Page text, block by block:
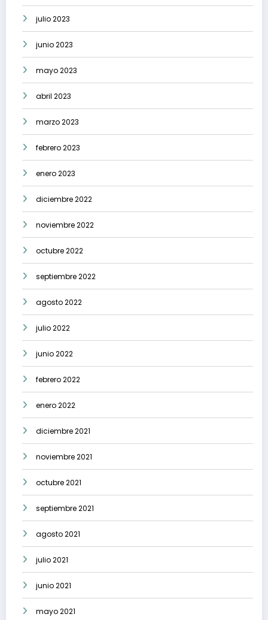
julio 2023
junio 2023
mayo 2023
abril 2023
marzo 2023
febrero 2023
enero 2023
diciembre 2022
noviembre 2022
octubre 2022
septiembre 2022
agosto 2022
julio 2022
junio 2022
febrero 2022
enero 2022
diciembre 2021
noviembre 2021
octubre 2021
septiembre 2021
agosto 2021
julio 2021
junio 2021
mayo 2021